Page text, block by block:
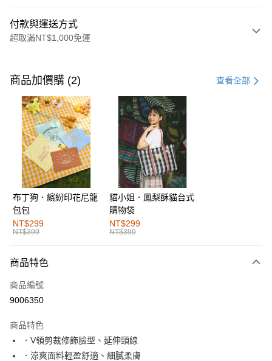
付款與運送方式
超取滿NT$1,000免運
信用卡一次付款
購物金
超商取貨付款
LINE Pay
街口支付
運送方式
全家取貨付款
每筆NT$60，滿NT$1,000(含以上)免運費
付款後全家取貨
萊爾富取貨付款
付款後萊爾富取貨
每筆NT$60，滿NT$1,000(含以上)免運費
商品加價購 (2) 查看全部
布丁狗．繽紛印花尼龍
包包
NT$299
NT$399
貓小姐．鳳梨酥貓台式
購物袋
NT$299
NT$399
商品特色
商品編號
9006350
商品特色
．V領剪裁修飾臉型、延伸頸線
．涼爽面料輕盈舒適、細膩柔膚